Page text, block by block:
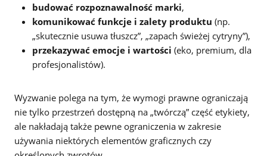
budować rozpoznawalność marki,
komunikować funkcje i zalety produktu (np.
„skutecznie usuwa tłuszcz”, „zapach świeżej cytryny”),
przekazywać emocje i wartości (eko, premium, dla
profesjonalistów).
Wyzwanie polega na tym, że wymogi prawne ograniczają
nie tylko przestrzeń dostępną na „twórczą” część etykiety,
ale nakładają także pewne ograniczenia w zakresie
używania niektórych elementów graficznych czy